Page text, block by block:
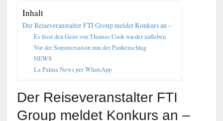
Inhalt
Der Reiseveranstalter FTI Group meldet Konkurs an –
Es lässt den Geist von Thomas Cook wieder aufleben
Vor der Sommersaison nun der Paukenschlag
NEWS
La Palma News per WhatsApp
Der Reiseveranstalter FTI
Group meldet Konkurs an –